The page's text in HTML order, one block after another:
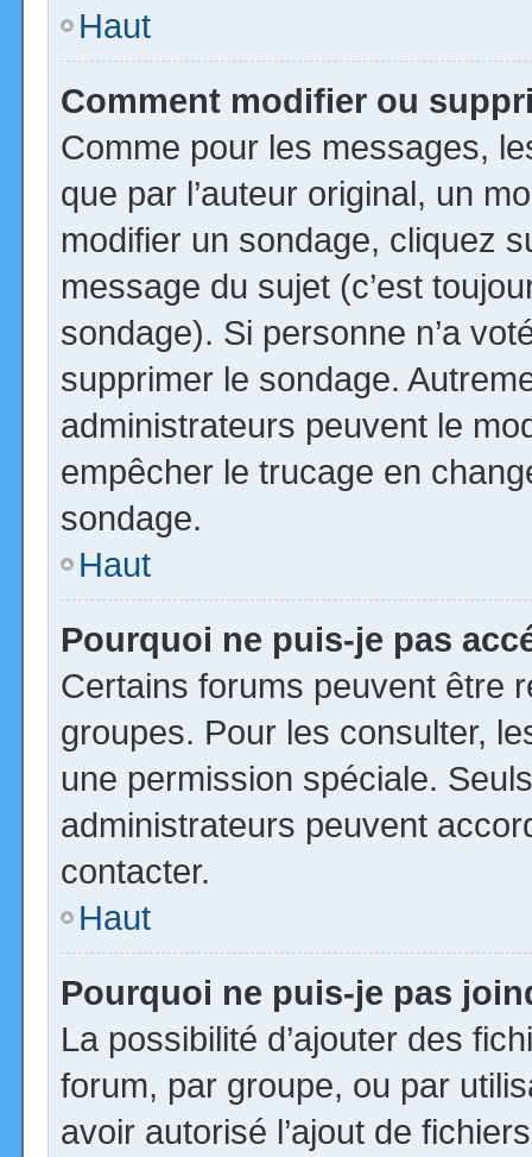
Haut
Comment modifier ou
Comme pour les messages,
que par l’auteur original, un
modifier un sondage, cliquez
message du sujet (c’est
sondage). Si personne n’a
supprimer le sondage.
administrateurs peuvent le
empêcher le trucage en
sondage.
Haut
Pourquoi ne puis-je pas
Certains forums peuvent être
groupes. Pour les consulter,
une permission spéciale.
administrateurs peuvent
contacter.
Haut
Pourquoi ne puis-je pas
La possibilité d’ajouter des
forum, par groupe, ou par
avoir autorisé l’ajout de